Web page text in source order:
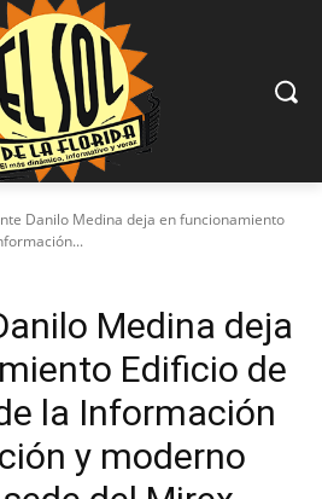
Danilo Medina deja en funcionamiento
Medina deja
Edificio de
la Información
y moderno